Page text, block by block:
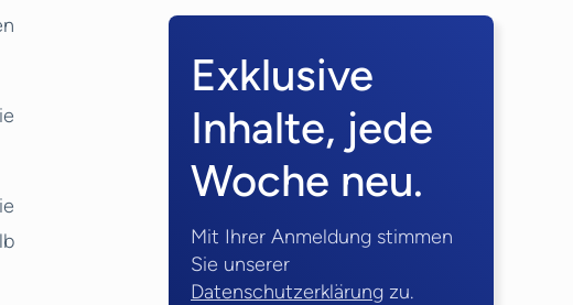
Exklusive
Inhalte, jede
Woche neu.
Mit Ihrer Anmeldung stimmen
Sie unserer
Datenschutzerklärung zu.